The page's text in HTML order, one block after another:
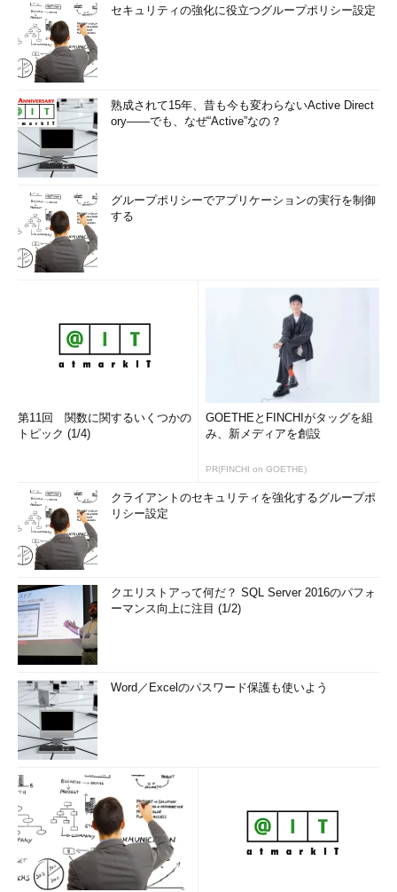
画面1更新される内容が表示される。「y」と入力すると処
理が始まる
パッケージのアップデートをチェックする
「yum check-update パッケージ」で、指定したパッケージが
アップデート可能かどうかを確認できます。なお、「yum
check-update」は一般ユーザーの権限で実行できます。
ます。例えば、「yum check-update perl」では、先述の例（
ッケージをアップデートする
しているので、“アップデート対象なし”ということで何も表示さ
れません。
対して、ワイルドカードを用いた「
perl*
」の場合は、名前が「perl」で始まるパッケージが全てチ
ェックされます（画面3）。以下の実行例では、「perl-Git」パッ
ケージなどがアップデート可能であることが分かります。
セキュリティの強化に役立つグループポリシー設定
熟成されて15年、昔も今も変わらないActive Direct
ory――でも、なぜ“Active”なの？
グループポリシーでアプリケーションの実行を制御
する
第11回 関数に関するいくつかの
トピック (1/4)
GOETHEとFINCHIがタッグを組
み、新メディアを創設
PR(FINCHI on GOETHE)
クライアントのセキュリティを強化するグループポ
リシー設定
クエリストアって何だ？ SQL Server 2016のパフォ
ーマンス向上に注目 (1/2)
Word／Excelのパスワード保護も使いよう